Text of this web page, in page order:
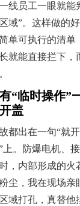
线员工一眼就能
域”。这样做的
单可执行的清单
就能直接拦下，
“临时操作”
盖
都出在一句“就
上。防爆电机、
，内部形成的火
尘，我在现场亲
域打孔，真替他